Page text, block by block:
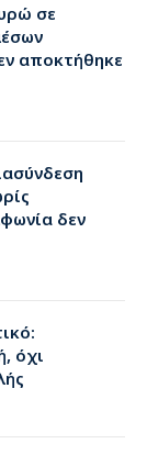
σε
αποκτήθηκε
δεν
όχι